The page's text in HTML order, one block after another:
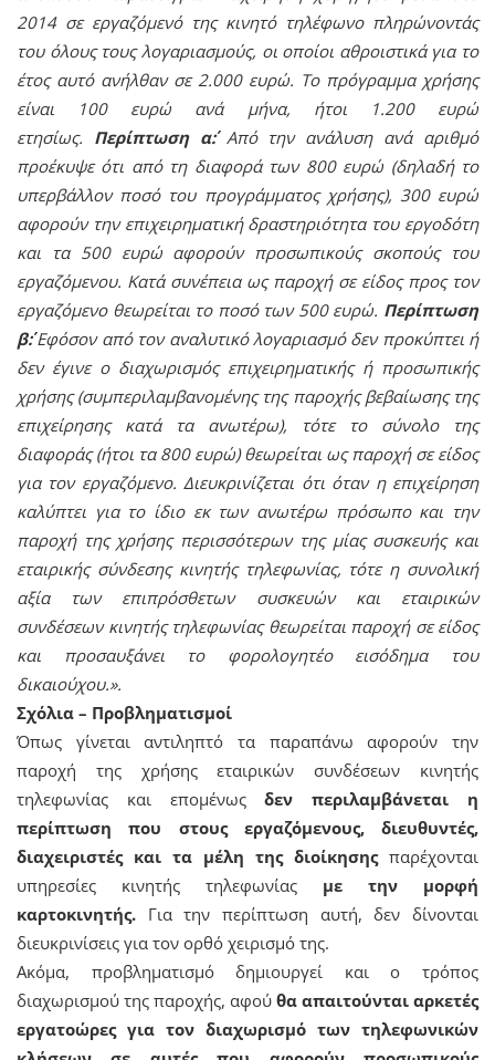
2014 σε εργαζόμενό της κινητό τηλέφωνο πληρώνοντάς
του όλους τους λογαριασμούς, οι οποίοι αθροιστικά για το
έτος αυτό ανήλθαν σε 2.000 ευρώ. Το πρόγραμμα χρήσης
είναι 100 ευρώ ανά μήνα, ήτοι 1.200 ευρώ
ετησίως. Περίπτωση α΄:Από την ανάλυση ανά αριθμό
προέκυψε ότι από τη διαφορά των 800 ευρώ (δηλαδή το
υπερβάλλον ποσό του προγράμματος χρήσης), 300 ευρώ
αφορούν την επιχειρηματική δραστηριότητα του εργοδότη
και τα 500 ευρώ αφορούν προσωπικούς σκοπούς του
εργαζόμενου. Κατά συνέπεια ως παροχή σε είδος προς τον
εργαζόμενο θεωρείται το ποσό των 500 ευρώ. Περίπτωση
β΄:Εφόσον από τον αναλυτικό λογαριασμό δεν προκύπτει ή
δεν έγινε ο διαχωρισμός επιχειρηματικής ή προσωπικής
χρήσης (συμπεριλαμβανομένης της παροχής βεβαίωσης της
επιχείρησης κατά τα ανωτέρω), τότε το σύνολο της
διαφοράς (ήτοι τα 800 ευρώ) θεωρείται ως παροχή σε είδος
για τον εργαζόμενο. Διευκρινίζεται ότι όταν η επιχείρηση
καλύπτει για το ίδιο εκ των ανωτέρω πρόσωπο και την
παροχή της χρήσης περισσότερων της μίας συσκευής και
εταιρικής σύνδεσης κινητής τηλεφωνίας, τότε η συνολική
αξία των επιπρόσθετων συσκευών και εταιρικών
συνδέσεων κινητής τηλεφωνίας θεωρείται παροχή σε είδος
και προσαυξάνει το φορολογητέο εισόδημα του
δικαιούχου.».
Σχόλια – Προβληματισμοί
Όπως γίνεται αντιληπτό τα παραπάνω αφορούν την
παροχή της χρήσης εταιρικών συνδέσεων κινητής
τηλεφωνίας και επομένωςδεν περιλαμβάνεται η
περίπτωση που στους εργαζόμενους, διευθυντές,
διαχειριστές και τα μέλη της διοίκησης παρέχονται
υπηρεσίες κινητής τηλεφωνίας
με την μορφή
καρτοκινητής. Για την περίπτωση αυτή, δεν δίνονται
διευκρινίσεις για τον ορθό χειρισμό της.
Ακόμα, προβληματισμό δημιουργεί και ο τρόπος
διαχωρισμού της παροχής, αφού θα απαιτούνται αρκετές
εργατοώρες για τον διαχωρισμό των τηλεφωνικών